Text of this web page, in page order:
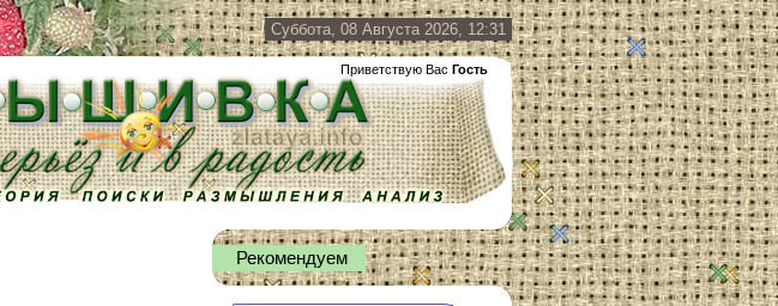
Суббота, 08 Августа 2026, 12:31
Приветствую Вас Гость
Рекомендуем